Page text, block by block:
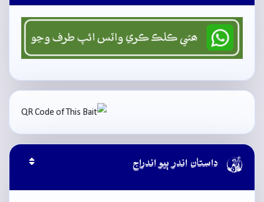
 داستان اندر ٻيو اندراج